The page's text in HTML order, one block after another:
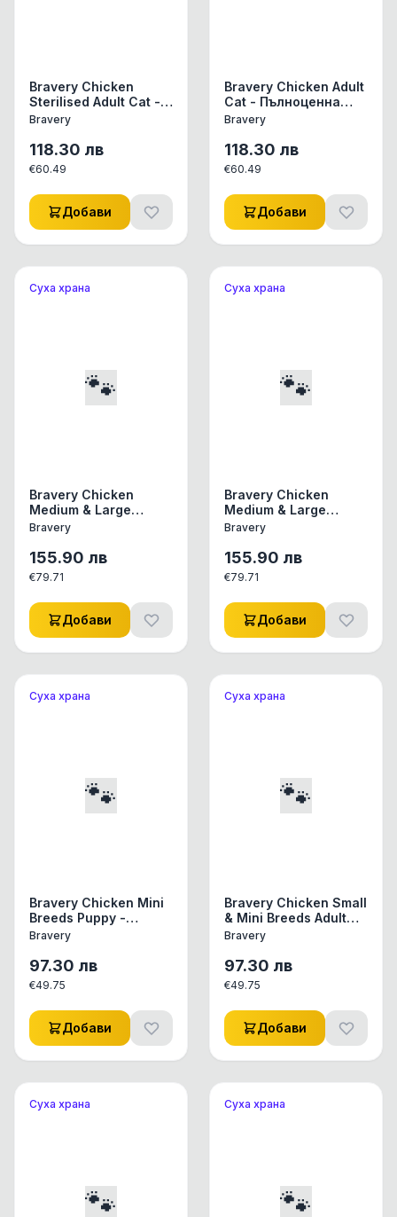
Bravery Chicken
Sterilised Adult Cat -
Пълноценна храна за
кастрирани котки от
всички породи с
пилешко 7 кг
Bravery
118.30 лв
€60.49
Добави
Bravery Chicken Adult
Cat - Пълноценна
храна за израснали
Bravery
118.30 лв
€60.49
Добави
Суха храна
🐾
Bravery Chicken
Medium & Large
Breeds Adult Dog -
израснали кучета от
средни и едри
породи с пилешко 12
кг
Bravery
155.90 лв
€79.71
Добави
Суха храна
🐾
Bravery Chicken
Medium & Large
Breeds Puppy -
подрастващи
кученца от средни и
едри породи с
пилешко 12 кг
Bravery
155.90 лв
€79.71
Добави
Суха храна
🐾
Bravery Chicken Mini
Breeds Puppy -
Пълноценна храна
кученца от дребни и
мини породи с
пилешко 7 кг
Bravery
97.30 лв
€49.75
Добави
Суха храна
🐾
Bravery Chicken Small
& Mini Breeds Adult
Dog - Пълноценна
кучета от дребни и
малки породи с
пилешко 7 кг
Bravery
97.30 лв
€49.75
Добави
Суха храна
🐾
Суха храна
🐾